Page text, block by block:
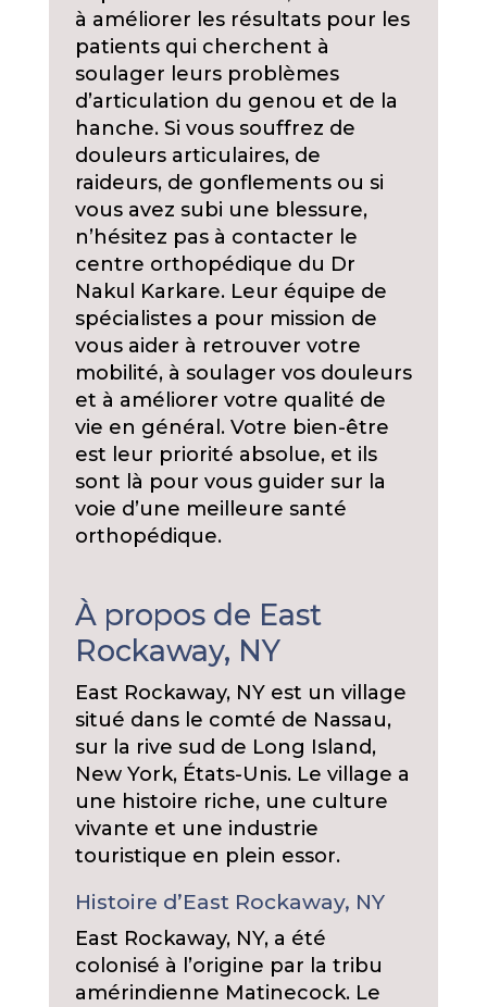
à améliorer les résultats pour les
patients qui cherchent à
soulager leurs problèmes
d’articulation du genou et de la
hanche. Si vous souffrez de
douleurs articulaires, de
raideurs, de gonflements ou si
vous avez subi une blessure,
n’hésitez pas à contacter le
centre orthopédique du Dr
Nakul Karkare. Leur équipe de
spécialistes a pour mission de
vous aider à retrouver votre
mobilité, à soulager vos douleurs
et à améliorer votre qualité de
vie en général. Votre bien-être
est leur priorité absolue, et ils
sont là pour vous guider sur la
voie d’une meilleure santé
orthopédique.
À propos de East
Rockaway, NY
East Rockaway, NY est un village
situé dans le comté de Nassau,
sur la rive sud de Long Island,
New York, États-Unis. Le village a
une histoire riche, une culture
vivante et une industrie
touristique en plein essor.
Histoire d’East Rockaway, NY
East Rockaway, NY, a été
colonisé à l’origine par la tribu
amérindienne Matinecock. Le